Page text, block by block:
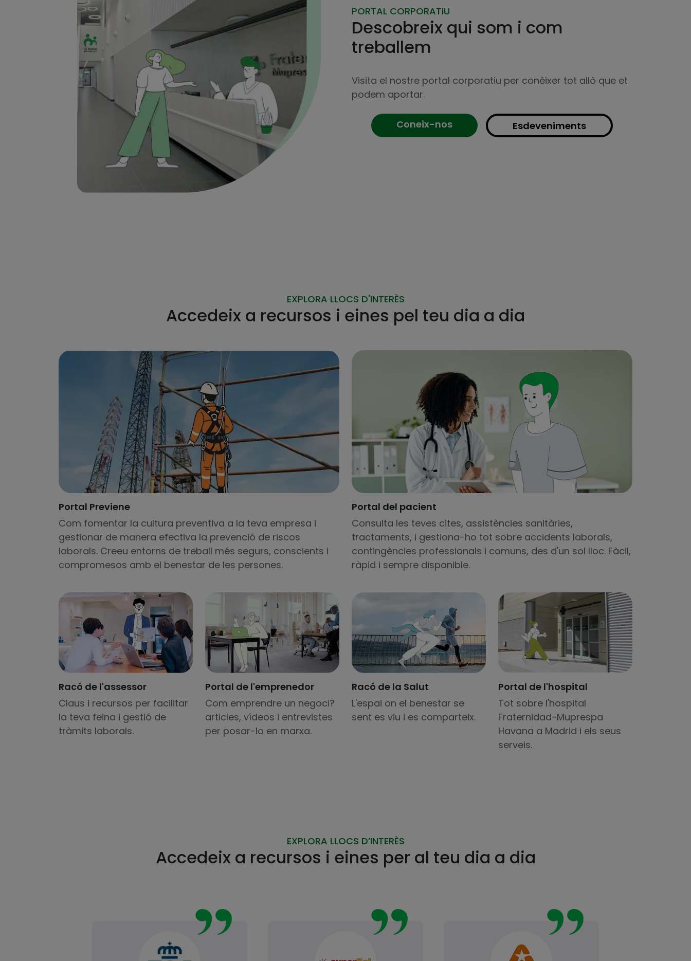
PORTAL CORPORATIU
Descobreix qui som i com
treballem
Visita el nostre portal corporatiu per conèixer tot allò que et
podem aportar.
Coneix-nos Esdeveniments
EXPLORA LLOCS D'INTERÈS
Accedeix a recursos i eines pel teu dia a dia
Portal Previene
Com fomentar la cultura preventiva a la teva empresa i
gestionar de manera efectiva la prevenció de riscos
laborals. Creeu entorns de treball més segurs, conscients i
compromesos amb el benestar de les persones.
Portal del pacient
Consulta les teves cites, assistències sanitàries,
tractaments, i gestiona-ho tot sobre accidents laborals,
contingències professionals i comuns, des d'un sol lloc. Fàcil,
ràpid i sempre disponible.
Racó de l'assessor
Claus i recursos per facilitar
la teva feina i gestió de
tràmits laborals.
Portal de l'emprenedor
Com emprendre un negoci?
articles, vídeos i entrevistes
per posar-lo en marxa.
Racó de la Salut
L'espai on el benestar se
sent es viu i es comparteix.
Portal de l'hospital
Tot sobre l'hospital
Fraternidad-Muprespa
Havana a Madrid i els seus
serveis.
EXPLORA LLOCS D’INTERÈS
Accedeix a recursos i eines per al teu dia a dia